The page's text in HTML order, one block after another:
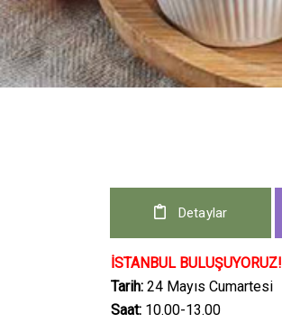
Detaylar
İSTANBUL BULUŞUYORUZ!
Tarih: 24 Mayıs Cumartesi
Saat: 10.00-13.00